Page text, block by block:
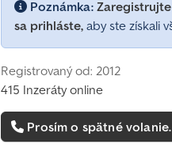
Poznámka:
sa prihláste, aby ste získali
Registrovaný od: 2012
415 Inzeráty online
Prosím o spätné volanie.